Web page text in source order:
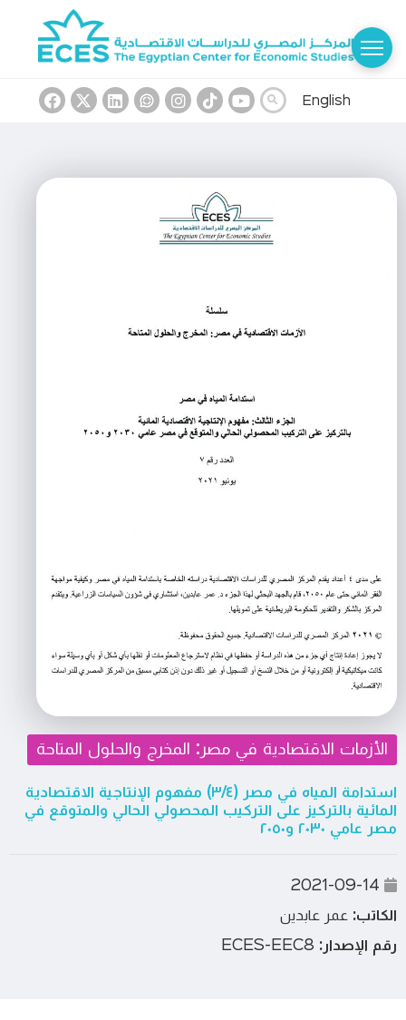
English
الأزمات الاقتصادية في مصر: المخرج والحلول المتاحة
استدامة المياه في مصر (٣/٤) مفهوم الإنتاجية الاقتصادية
المائية بالتركيز على التركيب المحصولي الحالي والمتوقع في
مصر عامي ٢٠٣٠ و٢٠٥٠
الكاتب: عمر عابدين
رقم الإصدار: